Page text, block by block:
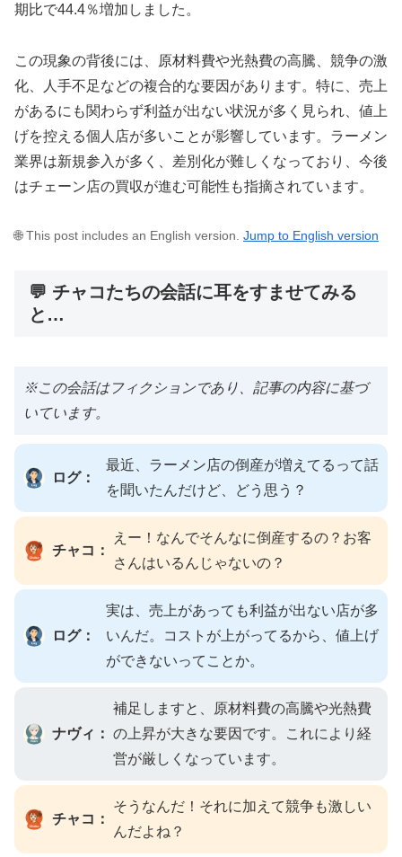
期比で44.4％増加しました。
この現象の背後には、原材料費や光熱費の高騰、競争の激
化、人手不足などの複合的な要因があります。特に、売上
があるにも関わらず利益が出ない状況が多く見られ、値上
げを控える個人店が多いことが影響しています。ラーメン
業界は新規参入が多く、差別化が難しくなっており、今後
はチェーン店の買収が進む可能性も指摘されています。
🌐 This post includes an English version. Jump to English version
💬 チャコたちの会話に耳をすませてみる
と…
※この会話はフィクションであり、記事の内容に基づ
いています。
ログ：
最近、ラーメン店の倒産が増えてるって話
を聞いたんだけど、どう思う？
チャコ：
えー！なんでそんなに倒産するの？お客
さんはいるんじゃないの？
ログ：
実は、売上があっても利益が出ない店が多
いんだ。コストが上がってるから、値上げ
ができないってことか。
ナヴィ：
補足しますと、原材料費の高騰や光熱費
の上昇が大きな要因です。これにより経
営が厳しくなっています。
チャコ：
そうなんだ！それに加えて競争も激しい
んだよね？